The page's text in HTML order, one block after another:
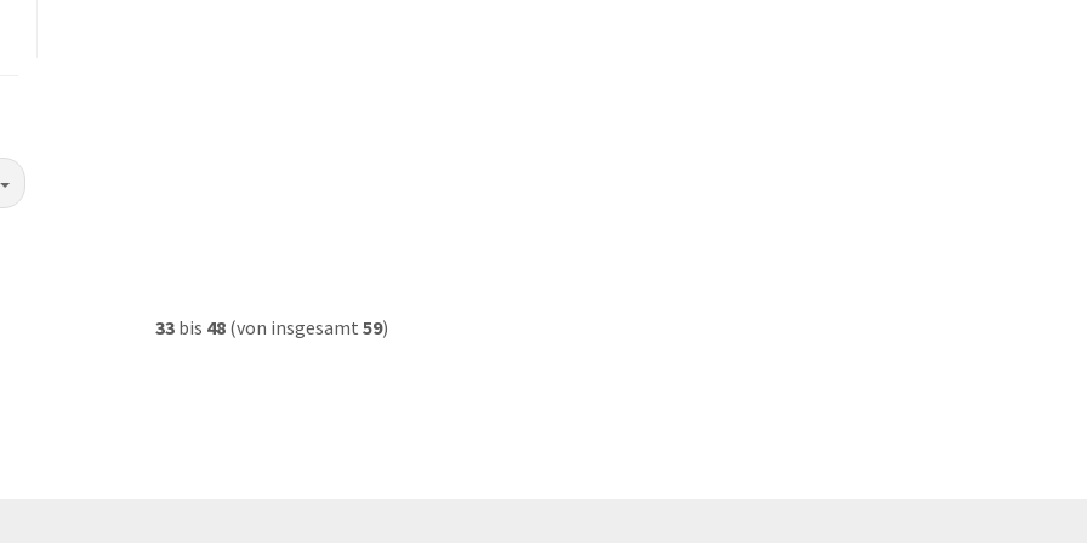
33 bis 48 (von insgesamt 59)